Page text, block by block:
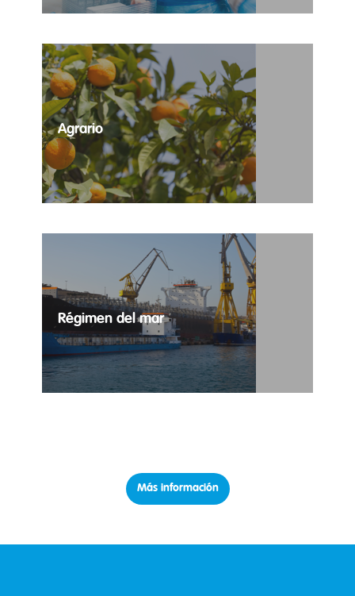
Agrario
Selección de puestos temporales para todas las
necesidades del sector agrario.
Régimen del mar
Trabajo temporal para régimen del mar.
Más información